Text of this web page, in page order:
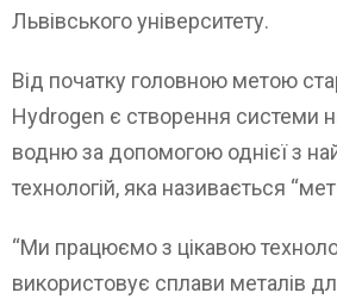
Львівського університету.
Від початку головною метою
Hydrogen є створення системи
водню за допомогою однієї з
технологій, яка називається
“Ми працюємо з цікавою
використовує сплави металів